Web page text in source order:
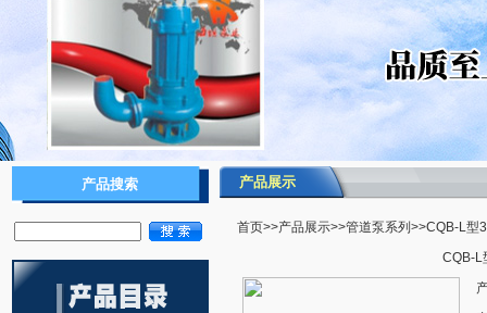
产品搜索 产品展示
首页>>产品展示>>管道泵系列 >>CQB-L型
CQB-L